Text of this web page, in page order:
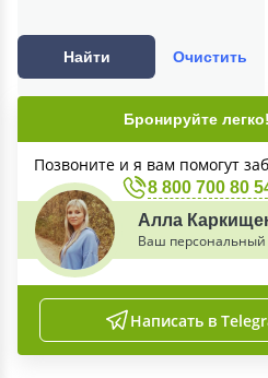
Найти Очистить
Бронируйте легко!
Позвоните и я вам помогут
8 800 700 80
Алла
Ваш
Написать в